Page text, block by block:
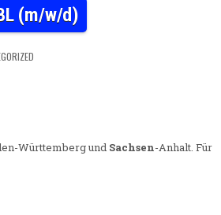
(m/w/d)
WOHNBEREICHSLEITUNG / WBL (M/W/D)
IN
Württemberg und Sachsen-Anhalt. Für